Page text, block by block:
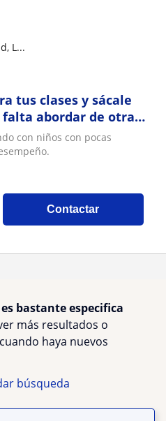
L...
tus clases y sácale
abordar de otra
con niños con pocas
Contactar
bastante especifica
más resultados o
haya nuevos
búsqueda